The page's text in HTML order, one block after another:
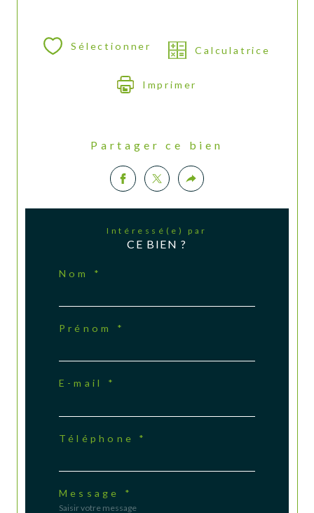
Sélectionner Calculatrice
Imprimer
Partager ce bien
Intéressé(e) par
CE BIEN ?
Nom *
Prénom *
E-mail *
Téléphone *
Message *